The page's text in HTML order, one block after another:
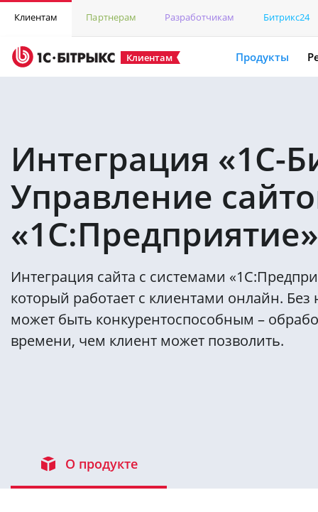
Клиентам Партнерам Разработчикам Битрикс24
Клиентам Продукты
Интеграция «1С-
Управление
«1С:Предприятие»
Интеграция сайта с системами
который работает с клиентами онлайн.
может быть конкурентоспособным –
времени, чем клиент может позволить.
О продукте